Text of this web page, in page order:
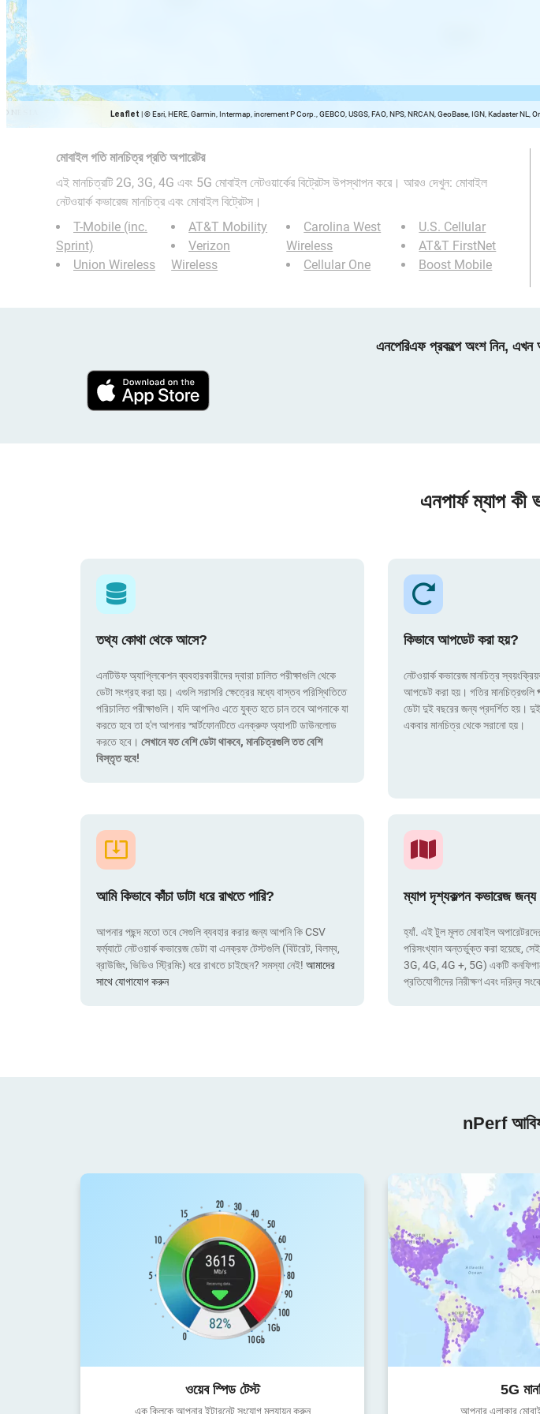
Leaflet |© Esri, HERE, Garmin, Intermap, increment P Corp., GEBCO, USGS, FAO, NPS, NRCAN, GeoBase, IGN, Kadaster
মোবাইল গতি মানচিত্র প্রতি অপারেটর
এই মানচিত্রটি 2G, 3G, 4G এবং 5G মোবাইল নেটওয়ার্কের বিট্রেটস উপস্থাপন করে। আরও দেখুন: মোবাইল
নেটওয়ার্ক কভারেজ মানচিত্র এবং মোবাইল বিট্রেটস।
T-Mobile (inc.
Sprint)
Union Wireless
AT&T Mobility
Verizon
Wireless
Carolina West
Wireless
Cellular One
U.S. Cellular
AT&T FirstNet
Boost Mobile
এনপেরিএফ প্রকল্পে অংশ নিন,
এনপার্ফ ম্যাপ কী
তথ্য কোথা থেকে আসে?
এনটিউফ অ্যাপ্লিকেশন ব্যবহারকারীদের দ্বারা চালিত পরীক্ষাগুলি থেকে
ডেটা সংগ্রহ করা হয়। এগুলি সরাসরি ক্ষেত্রের মধ্যে বাস্তব পরিস্থিতিতে
পরিচালিত পরীক্ষাগুলি। যদি আপনিও এতে যুক্ত হতে চান তবে আপনাকে যা
করতে হবে তা হ'ল আপনার স্মার্টফোনটিতে এনক্রুফ অ্যাপটি ডাউনলোড
করতে হবে। সেখানে যত বেশি ডেটা থাকবে, মানচিত্রগুলি তত বেশি
বিস্তৃত হবে!
কিভাবে আপডেট করা হয়?
নেটওয়ার্ক কভারেজ মানচিত্র
আপডেট করা হয়। গতির মানচিত্রগুলি
ডেটা দুই বছরের জন্য প্রদর্শিত হয়।
একবার মানচিত্র থেকে সরানো হয়।
আমি কিভাবে কাঁচা ডাটা ধরে রাখতে পারি?
আপনার পছন্দ মতো তবে সেগুলি ব্যবহার করার জন্য আপনি কি CSV
ফর্ম্যাটে নেটওয়ার্ক কভারেজ ডেটা বা এনক্রফ টেস্টগুলি (বিটরেট, বিলম্ব,
ব্রাউজিং, ভিডিও স্ট্রিমিং) ধরে রাখতে চাইছেন? সমস্যা নেই! আমাদের
সাথে যোগাযোগ করুন
ম্যাপ দৃশ্যকল্পন কভারেজ জন্য
হ্যাঁ. এই টুল মূলত মোবাইল
পরিসংখ্যান অন্তর্ভুক্ত করা হয়েছে,
3G, 4G, 4G +, 5G) একটি
প্রতিযোগীদের নিরীক্ষণ এবং দরিদ্র
nPerf
ওয়েব স্পিড টেস্ট
এক ক্লিকে আপনার ইন্টারনেট সংযোগ মূল্যায়ন করুন
5G
আপনার এলাকার